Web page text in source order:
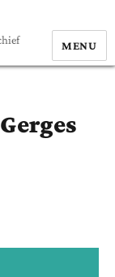
MENU
Gerges